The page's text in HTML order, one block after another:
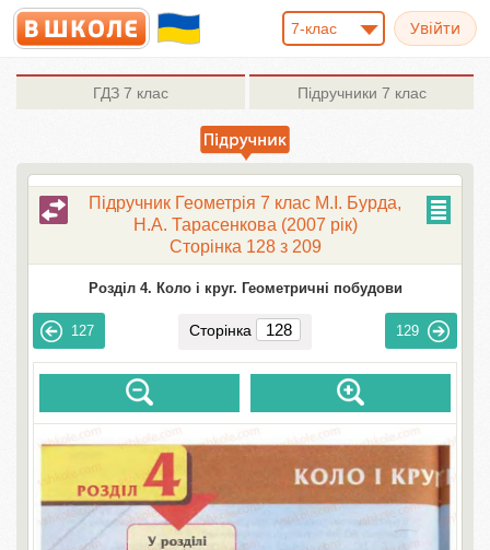
7-клас
ГДЗ 7 клас Підручники 7 клас
Підручник Геометрiя 7 клас М.I. Бурда,
Н.А. Тарасенкова (2007 рік)
Сторінка 128 з 209
Розділ 4. Коло і круг. Геометричні побудови
127 Сторінка 129